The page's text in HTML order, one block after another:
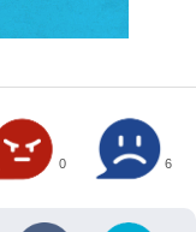
0 6